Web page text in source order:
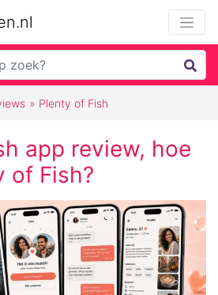
» Plenty of Fish
app review, hoe
of Fish?